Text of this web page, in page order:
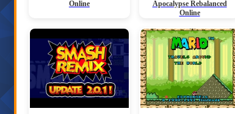
Online
Apocalypse Rebalanced
Online